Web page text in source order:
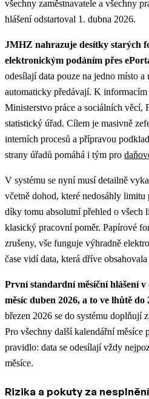
všechny zaměstnavatele a všechny
hlášení odstartoval 1. dubna 2026.
JMHZ nahrazuje desítky starých
elektronickým podáním přes
odesílají data pouze na jedno místo a
automaticky předávají. K
Ministerstvo práce a sociálních věcí,
statistický úřad. Cílem je masivně
interních procesů a přípravou
strany úřadů pomáhá i tým pro
V systému se nyní musí detailně
včetně dohod, které nedosáhly
díky tomu absolutní přehled o všech
klasický pracovní poměr. Papírové
zrušeny, vše funguje výhradně
čase vidí data, která dříve
První standardní měsíční hlášení v
měsíc duben 2026, a to ve lhůtě do
březen 2026 se do systému doplňují
Pro všechny další kalendářní měsíce
pravidlo: data se odesílají vždy
měsíce.
Rizika a pokuty za nesplnění